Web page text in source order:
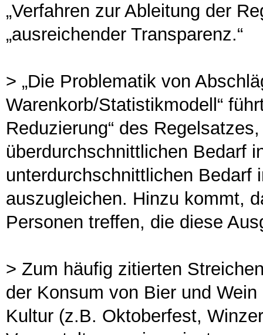
„Verfahren zur Ableitung der
„ausreichender Transparenz.“
> „Die Problematik von
Warenkorb/Statistikmodell“
Reduzierung“ des
überdurchschnittlichen Bedarf
unterdurchschnittlichen Bedarf
auszugleichen. Hinzu kommt,
Personen treffen, die diese
> Zum häufig zitierten
der Konsum von Bier und
Kultur (z.B. Oktoberfest,